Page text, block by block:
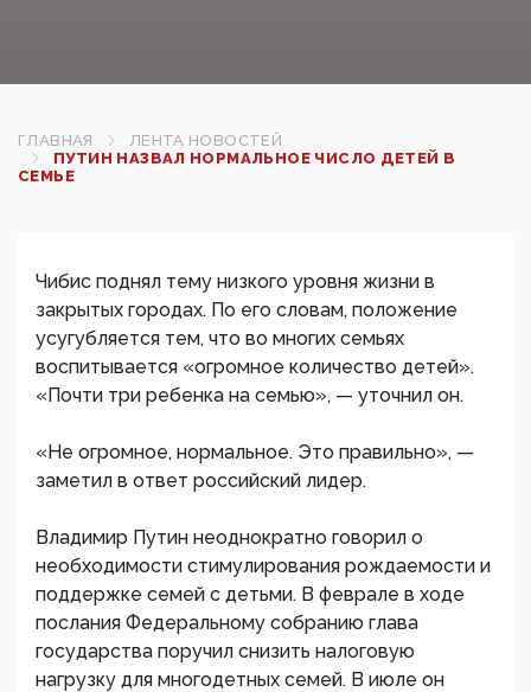
ГЛАВНАЯ
ЛЕНТА НОВОСТЕЙ
ПУТИН НАЗВАЛ НОРМАЛЬНОЕ ЧИСЛО ДЕТЕЙ В
СЕМЬЕ
Чибис поднял тему низкого уровня жизни в
закрытых городах. По его словам, положение
усугубляется тем, что во многих семьях
воспитывается «огромное количество детей».
«Почти три ребенка на семью», — уточнил он.
«Не огромное, нормальное. Это правильно», —
заметил в ответ российский лидер.
Владимир Путин неоднократно говорил о
необходимости стимулирования рождаемости и
поддержке семей с детьми. В феврале в ходе
послания Федеральному собранию глава
государства поручил снизить налоговую
нагрузку для многодетных семей. В июле он